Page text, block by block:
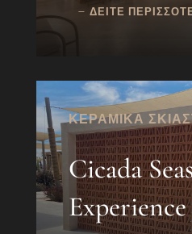
ΔΕΙΤΕ
ΚΕΡΑΜΙΚΑ
Cicada
Experience